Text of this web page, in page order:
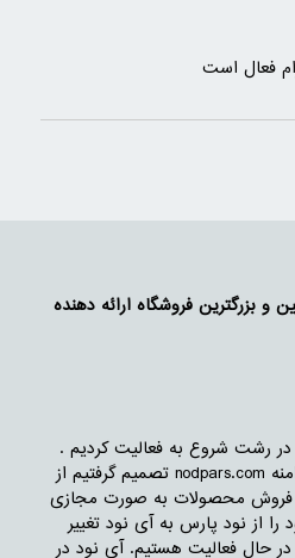
فعال است
و بزرگترین فروشگاه ارائه دهنده
مغازه در رشت شروع به فعالیت کردیم .
سپس در سال ۸۸ با خرید دامنه nodpars.com تصمیم گرفتیم از
فروش محصولات به صورت مجازی
۱۳۹۰ برند خود را از نود پارس به آی نود تغییر
در حال فعالیت هستیم. آی نود در